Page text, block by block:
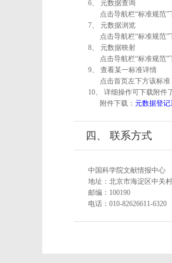
6、 元数据查询
点击导航栏“标准规范
7、 元数据浏览
点击导航栏“标准规范
8、 元数据映射
点击导航栏“标准规范
9、 查看某一标准详情
点击首页左下方该标
10、 详细操作可下载附件
附件下载： 元数据登记
四、 联系方式
中国科学院文献情报中心
地址：北京市海淀区中关
邮编：100190
电话：010-82626611-6320